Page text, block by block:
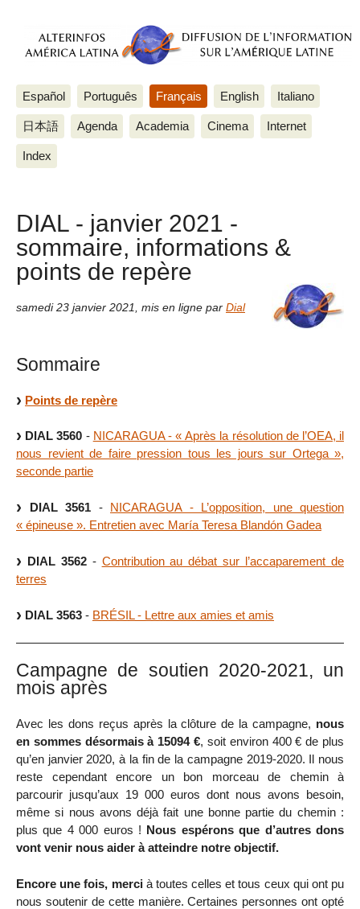
Español Português Français English Italiano
日本語 Agenda Academia Cinema Internet
Index
DIAL - janvier 2021 -
sommaire, informations &
points de repère
samedi 23 janvier 2021 mis en ligne par Dial
Sommaire
Points de repère
DIAL 3560 - NICARAGUA - « Après la résolution de l’OEA, il
nous revient de faire pression tous les jours sur Ortega »,
seconde partie
DIAL 3561 - NICARAGUA - L’opposition, une question
« épineuse ». Entretien avec María Teresa Blandón Gadea
DIAL 3562- Contribution au débat sur l’accaparement de
terres
DIAL 3563 - BRÉSIL - Lettre aux amies et amis
Campagne de soutien 2020-2021, un
mois après
Avec les dons reçus après la clôture de la campagne, nous
en sommes désormais à 15094 €, soit environ 400 € de plus
qu’en janvier 2020, à la fin de la campagne 2019-2020. Il nous
reste cependant encore un bon morceau de chemin à
parcourir jusqu’aux 19 000 euros dont nous avons besoin,
même si nous avons déjà fait une bonne partie du chemin :
plus que 4 000 euros ! Nous espérons que d’autres dons
vont venir nous aider à atteindre notre objectif.
Encore une fois, mercià toutes celles et tous ceux qui ont pu
nous soutenir de cette manière. Certaines personnes ont opté